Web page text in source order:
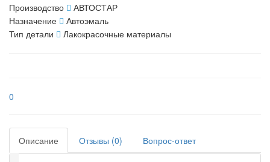
Производство
АВТОСТАР
Назначение
Автоэмаль
Тип детали
Лакокрасочные материалы
0
Описание Отзывы (0) Вопрос-ответ